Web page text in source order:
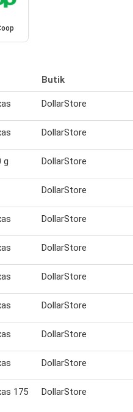
Butik
DollarStore
DollarStore
g DollarStore
DollarStore
DollarStore
DollarStore
DollarStore
DollarStore
DollarStore
DollarStore
175
DollarStore